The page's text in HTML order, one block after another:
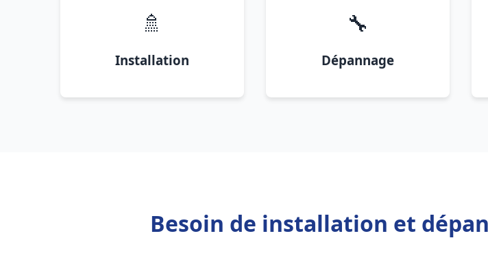
🚿
Installation
🔧
Dépannage
Besoin de installation et